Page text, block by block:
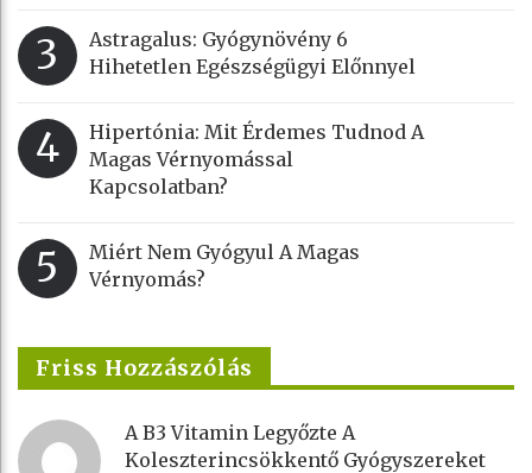
3
Astragalus: Gyógynövény 6
Hihetetlen Egészségügyi Előnnyel
4
Hipertónia: Mit Érdemes Tudnod A
Magas Vérnyomással
Kapcsolatban?
5
Miért Nem Gyógyul A Magas
Vérnyomás?
Friss Hozzászólás
A B3 Vitamin Legyőzte A
Koleszterincsökkentő Gyógyszereket